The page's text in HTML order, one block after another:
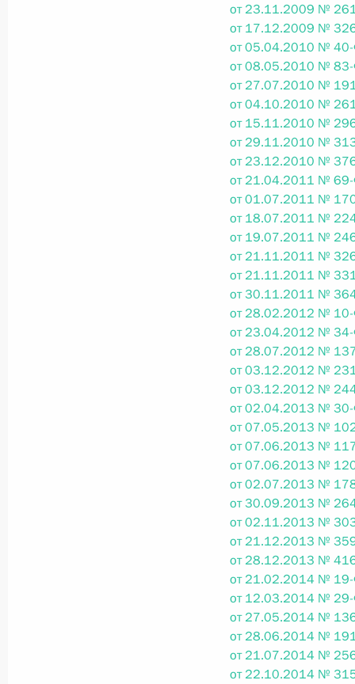
Федеральный закон от
О внесении изменения в статью 2
и добровольчестве (волонтерстве)»
Федеральный закон от
О внесении изменений в Уголовный
процессуального кодекса Российской
Федеральный закон от
О внесении изменений в статью 13–2
и признании утратившим силу пункта 1
изменений в Федеральный закон „Об
Федеральный закон от
О внесении изменения в статью 10
Федеральный закон от
О ратификации Соглашения между
Министров Киргизской Республики о
по вопросам внутренних дел и миграции
от 23.11.2009 №
от 17.12.2009 №
от 05.04.2010 №
от 08.05.2010 №
от 27.07.2010 №
от 04.10.2010 №
от 15.11.2010 №
от 29.11.2010 №
от 23.12.2010 №
от 21.04.2011 №
от 01.07.2011 №
от 18.07.2011 №
от 19.07.2011 №
от 21.11.2011 №
от 21.11.2011 №
от 30.11.2011 №
от 28.02.2012 №
от 23.04.2012 №
от 28.07.2012 №
от 03.12.2012 №
от 03.12.2012 №
от 02.04.2013 №
от 07.05.2013 №
от 07.06.2013 №
от 07.06.2013 №
от 02.07.2013 №
от 30.09.2013 №
от 02.11.2013 №
от 21.12.2013 №
от 28.12.2013 №
от 21.02.2014 №
от 12.03.2014 №
от 27.05.2014 №
от 28.06.2014 №
от 21.07.2014 №
от 22.10.2014 №